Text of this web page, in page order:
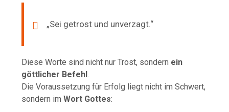
„Sei getrost und unverzagt.“
Diese Worte sind nicht nur Trost, sondern ein
göttlicher Befehl.
Die Voraussetzung für Erfolg liegt nicht im Schwert,
sondern imWort Gottes: